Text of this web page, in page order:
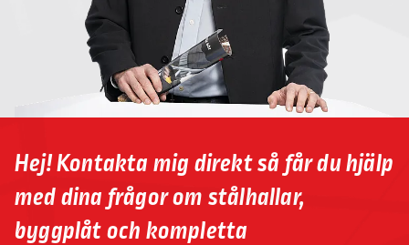
Hej! Kontakta mig direkt så får du hjälp
med dina frågor om stålhallar,
byggplåt och kompletta